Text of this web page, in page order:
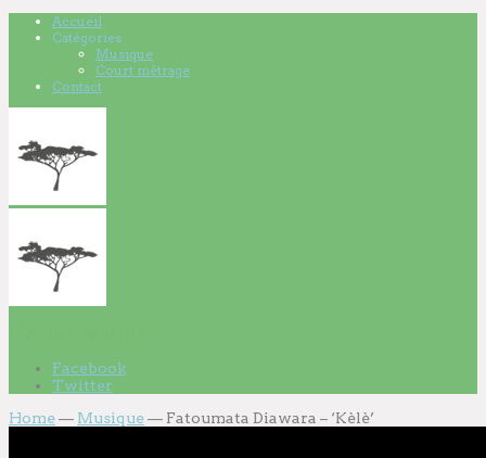
Accueil
Catégories
Musique
Court métrage
Contact
Facebook
Twitter
Home— Musique— Fatoumata Diawara – ‘Kèlè’